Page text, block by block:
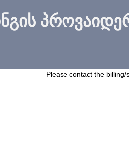
Please contact the